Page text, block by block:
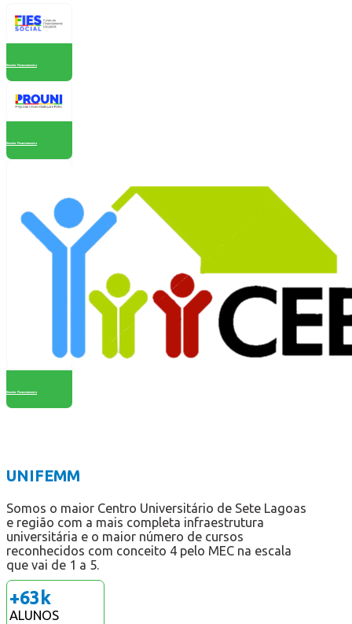
Simular Financiamento
Simular Financiamento
Simular Financiamento
UNIFEMM
Somos o maior Centro Universitário de Sete Lagoas
e região com a mais completa infraestrutura
universitária e o maior número de cursos
reconhecidos com conceito 4 pelo MEC na escala
que vai de 1 a 5.
+63 k
ALUNOS